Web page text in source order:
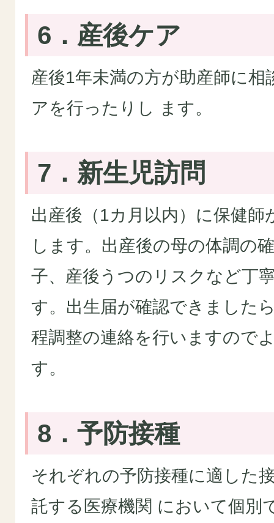
6．産後ケア
産後1年未満の方が助産師に相
アを行ったりし ます。
7．新生児訪問
出産後（1カ月以内）に保健師
します。出産後の母の体調の
子、産後うつのリスクなど丁
す。出生届が確認できました
程調整の連絡を行いますので
す。
8．予防接種
それぞれの予防接種に適した
託する医療機関 において個別